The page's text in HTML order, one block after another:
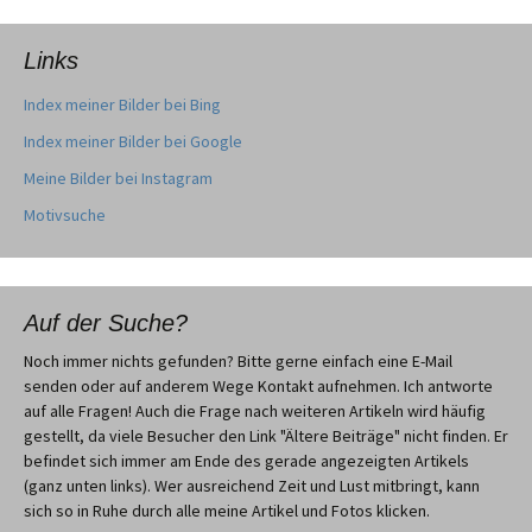
Links
Index meiner Bilder bei Bing
Index meiner Bilder bei Google
Meine Bilder bei Instagram
Motivsuche
Auf der Suche?
Noch immer nichts gefunden? Bitte gerne einfach eine E-Mail
senden oder auf anderem Wege Kontakt aufnehmen. Ich antworte
auf alle Fragen! Auch die Frage nach weiteren Artikeln wird häufig
gestellt, da viele Besucher den Link "Ältere Beiträge" nicht finden. Er
befindet sich immer am Ende des gerade angezeigten Artikels
(ganz unten links). Wer ausreichend Zeit und Lust mitbringt, kann
sich so in Ruhe durch alle meine Artikel und Fotos klicken.